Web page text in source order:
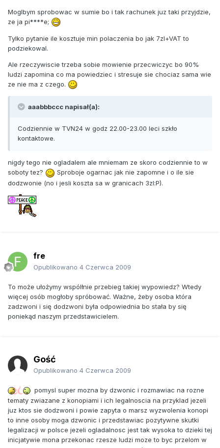
Moglbym sprobowac w sumie bo i tak rachunek juz taki przyjdzie,
ze ja pi****e;
Tylko pytanie ile kosztuje min polaczenia bo jak 7zl+VAT to
podziekowal.
Ale rzeczywiscie trzeba sobie mowienie przecwiczyc bo 90%
ludzi zapomina co ma powiedziec i stresuje sie chociaz sama wie
ze nie ma z czego.
aaabbbccc napisał(a):
Codziennie w TVN24 w godz 22.00-23.00 leci szkło
kontaktowe.
nigdy tego nie ogladalem ale mniemam ze skoro codziennie to w
soboty tez?
Sproboje ogarnac jak nie zapomne i o ile sie
dodzwonie (no i jesli koszta sa w granicach 3zl:P).
fre
Opublikowano 4 Czerwca 2009
To może ułożymy wspólłnie przebieg takiej wypowiedz? Wtedy
więcej osób mogłoby spróbować. Ważne, żeby osoba która
zadzwoni i się dodzwoni była odpowiednia bo stała by się
poniekąd naszym przedstawicielem.
Gość
Opublikowano 4 Czerwca 2009
pomysl super mozna by dzwonic i rozmawiac na rozne
tematy zwiazane z konopiami i ich legalnoscia na przyklad jezeli
juz ktos sie dodzwoni i powie zapyta o marsz wyzwolenia konopi
to inne osoby moga dzwonic i przedstawiac pozytywne skutki
legalizacji w polsce jezeli ogladalnosc jest tak wysoka to dzieki tej
inicjatywie mona przekonac rzesze ludzi moze to byc przelom w